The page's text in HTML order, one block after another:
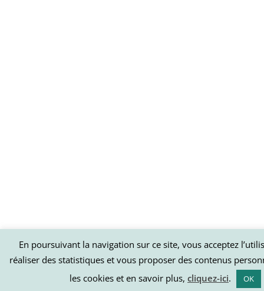
En poursuivant la navigation sur ce site, vous acceptez
réaliser des statistiques et vous proposer des contenus
les cookies et en savoir plus, cliquez-ici. OK